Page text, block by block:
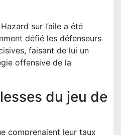
sur l’aile a été
défié les défenseurs
faisant de lui un
offensive de la
du jeu de
comprenaient leur taux